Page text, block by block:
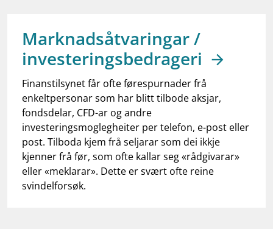
dashboardInformasjon for investorer
notifications_noneAbonner på nyhetsvarsel
Marknadsåtvaringar /
investeringsbedrageri
Finanstilsynet får ofte førespurnader frå
enkeltpersonar som har blitt tilbode aksjar,
fondsdelar, CFD-ar og andre
investeringsmoglegheiter per telefon, e-post eller
post. Tilboda kjem frå seljarar som dei ikkje
kjenner frå før, som ofte kallar seg «rådgivarar»
eller «meklarar». Dette er svært ofte reine
svindelforsøk.